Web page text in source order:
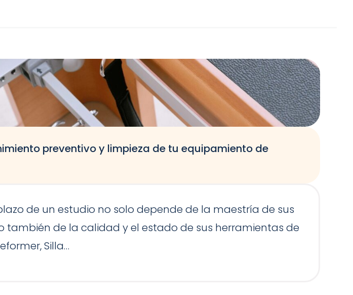
preventivo y limpieza de tu equipamiento de
de un estudio no solo depende de la maestría de sus
también de la calidad y el estado de sus herramientas de
Silla…